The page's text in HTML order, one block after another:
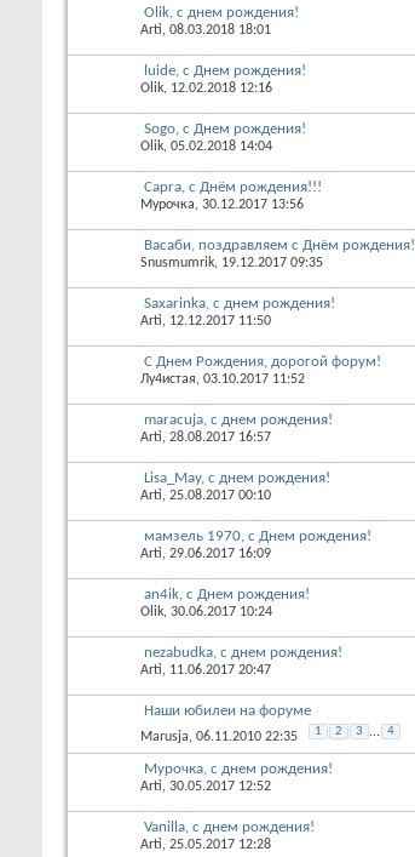
Olik, с днем рождения!
Arti, 08.03.2018 18:01
luide, с Днем рождения!
Olik, 12.02.2018 12:16
Sogo, с Днем рождения!
Olik, 05.02.2018 14:04
Capra, с Днём рождения!!!
Мурочка, 30.12.2017 13:56
Васаби, поздравляем с Днём рождения!
Snusmumrik, 19.12.2017 09:35
Saxarinka, с днем рождения!
Arti, 12.12.2017 11:50
С Днем Рождения, дорогой форум!
Лу4истая, 03.10.2017 11:52
maracuja, с днем рождения!
Arti, 28.08.2017 16:57
Lisa_May, с днем рождения!
Arti, 25.08.2017 00:10
мамзель 1970, с Днем рождения!
Arti, 29.06.2017 16:09
an4ik, с Днем рождения!
Olik, 30.06.2017 10:24
nezabudka, с днем рождения!
Arti, 11.06.2017 20:47
Наши юбилеи на форуме
Marusja, 06.11.2010 22:35 1 2 3 ... 4
Мурочка, с днем рождения!
Arti, 30.05.2017 12:52
Vanilla, с днем рождения!
Arti, 25.05.2017 12:28